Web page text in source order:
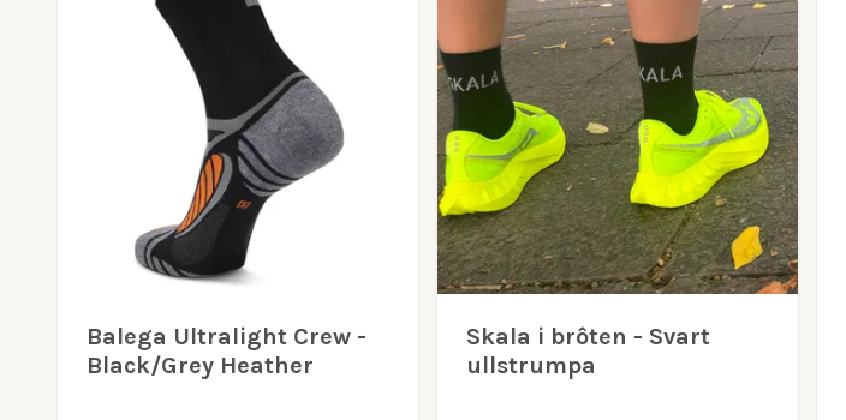
Balega Ultralight Crew -
Black/Grey Heather
Skala i brôten - Svart
ullstrumpa